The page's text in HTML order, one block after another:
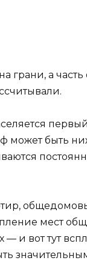
грани, а часть
может быть
мест
и вот тут